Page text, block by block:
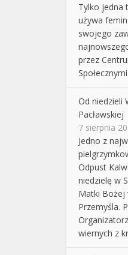
Tylko jedna
używa
swojego
przez
Od niedzieli
Pacławskiej
7 sierpnia
Jedno z
Odpust
niedzielę w
Matki Bożej
Przemyśla.
wiernych z